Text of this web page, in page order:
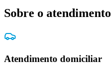
Sobre o atendimento
Atendimento domiciliar